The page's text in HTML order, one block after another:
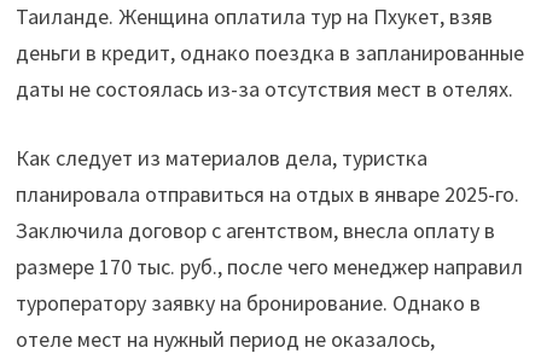
Таиланде. Женщина оплатила тур на Пхукет, взяв
деньги в кредит, однако поездка в запланированные
даты не состоялась из-за отсутствия мест в отелях.
Как следует из материалов дела, туристка
планировала отправиться на отдых в январе 2025-го.
Заключила договор с агентством, внесла оплату в
размере 170 тыс. руб., после чего менеджер направил
туроператору заявку на бронирование. Однако в
отеле мест на нужный период не оказалось,